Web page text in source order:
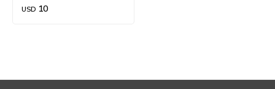
Livoo
USD 10